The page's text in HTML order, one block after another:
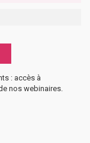
: accès à
nos webinaires.